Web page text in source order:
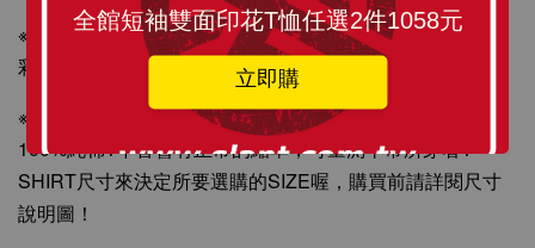
全館短袖雙面印花T恤任選2件1058元
立即購
※印刷採國際無毒認證環保紡織墨水，絕非熱昇華轉印，色
彩飽和度更佳。
※尺寸表與實際衣服上下誤差約2cm(縮率值為5-8%內)，
100%純棉T下皆會有正常的縮率，可量測平常所穿著T-
SHIRT尺寸來決定所要選購的SIZE喔，購買前請詳閱尺寸
說明圖！